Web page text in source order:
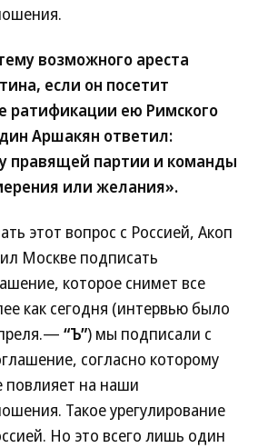
возможного ареста
если он посетит
ратификации ею Римского
Аршакян ответил:
у правящей партии и команды
или желания».
этот вопрос с Россией, Акоп
Москве подписать
которое снимет все
как сегодня (интервью было
“Ъ”) мы подписали с
согласно которому
повлияет на наши
Такое урегулирование
Но это всего лишь один